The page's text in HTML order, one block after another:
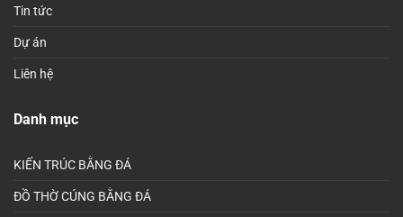
Tin tức
Dự án
Liên hệ
Danh mục
KIẾN TRÚC BẰNG ĐÁ
ĐỒ THỜ CÚNG BẰNG ĐÁ